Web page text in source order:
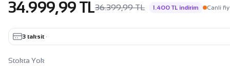
34.999,99 TL36.399,99 TL 1.400 TL indirim Canli
3 taksit ·
Stokta Yok